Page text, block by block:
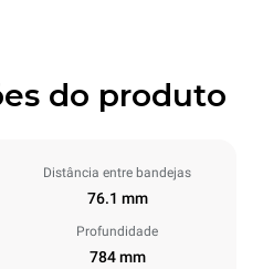
do produto
Distância entre bandejas
76.1 mm
Profundidade
784 mm